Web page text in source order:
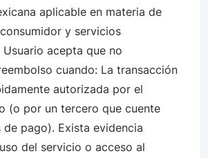
aplicable en materia de
y servicios
acepta que no
cuando: La transacción
autorizada por el
(o por un tercero que cuente
pago). Exista evidencia
del servicio o acceso al